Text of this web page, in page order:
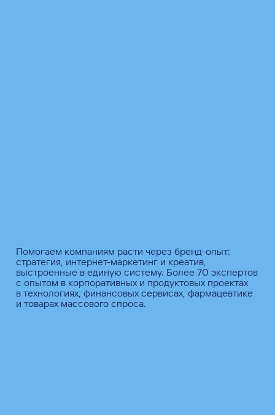
Помогаем компаниям расти через бренд-опыт:
стратегия, интернет-маркетинг и креатив,
выстроенные в единую систему. Более 70 экспертов
с опытом в корпоративных и продуктовых проектах
в технологиях, финансовых сервисах, фармацевтике
и товарах массового спроса.